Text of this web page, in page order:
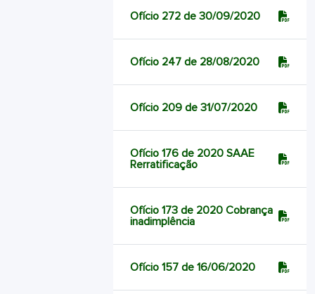
Ofício 272 de 30/09/2020
Ofício 247 de 28/08/2020
Ofício 209 de 31/07/2020
Ofício 176 de 2020 SAAE
Rerratificação
Ofício 173 de 2020 Cobrança
inadimplência
Ofício 157 de 16/06/2020